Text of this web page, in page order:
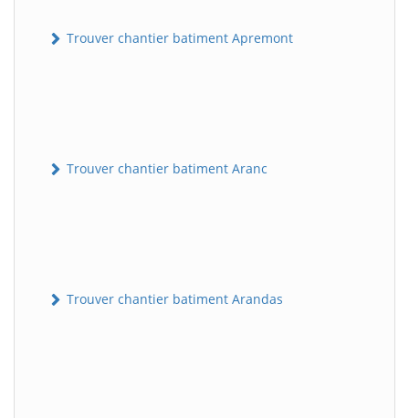
Trouver chantier batiment Apremont
Trouver chantier batiment Aranc
Trouver chantier batiment Arandas